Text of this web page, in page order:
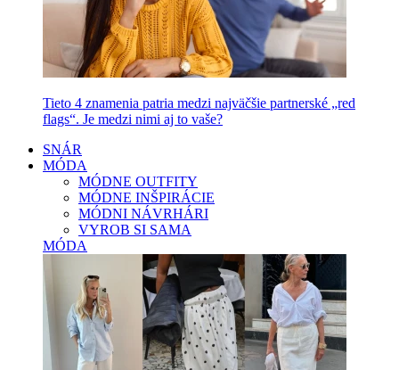
Tieto 4 znamenia patria medzi najväčšie partnerské „red
flags“. Je medzi nimi aj to vaše?
SNÁR
MÓDA
MÓDNE OUTFITY
MÓDNE INŠPIRÁCIE
MÓDNI NÁVRHÁRI
VYROB SI SAMA
MÓDA